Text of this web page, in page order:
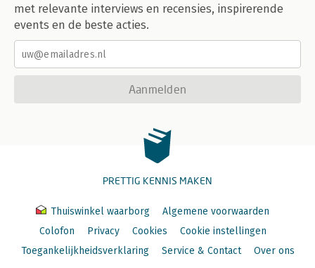
met relevante interviews en recensies, inspirerende
events en de beste acties.
Aanmelden
PRETTIG KENNIS MAKEN
Thuiswinkel waarborg
Algemene voorwaarden
Colofon
Privacy Cookies
Cookie instellingen
Toegankelijkheidsverklaring
Service & Contact Over ons